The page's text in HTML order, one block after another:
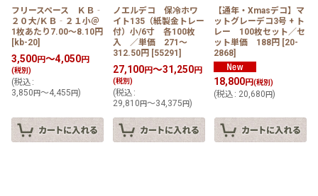
フリースペース ＫＢ‐
２０大/ＫＢ‐２１小＠
1枚あたり7.00〜8.10円
[kb-20]
3,500円～4,050円
(税別)
(税込 :
3,850 円～4,455 円)
ノエルデコ 保冷ホワ
イト135（紙製金トレー
付）小/6寸 各100枚
入 ／単価 271〜
312.50円 [55291 ]
27,100円～31,250円
(税別)
(税込 :
29,810 円～34,375 円)
【通年・Xmasデコ】マ
ットグレーデコ3号 + ト
レー 100枚セット／セ
ット単価 188円 [20-
2868]
18,800円(税別)
(税込 : 20,680円)